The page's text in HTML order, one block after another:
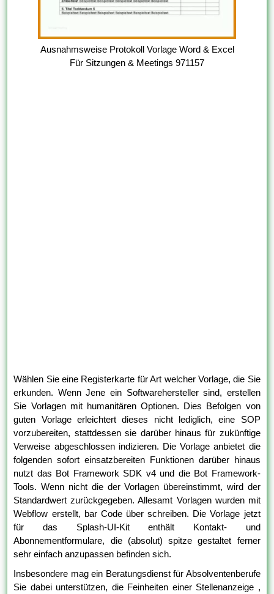
Ausnahmsweise Protokoll Vorlage Word & Excel
Für Sitzungen & Meetings 971157
Wählen Sie eine Registerkarte für Art welcher Vorlage, die Sie
erkunden. Wenn Jene ein Softwarehersteller sind, erstellen
Sie Vorlagen mit humanitären Optionen. Dies Befolgen von
guten Vorlage erleichtert dieses nicht lediglich, eine SOP
vorzubereiten, stattdessen sie darüber hinaus für zukünftige
Verweise abgeschlossen indizieren. Die Vorlage anbietet die
folgenden sofort einsatzbereiten Funktionen darüber hinaus
nutzt das Bot Framework SDK v4 und die Bot Framework-
Tools. Wenn nicht die der Vorlagen übereinstimmt, wird der
Standardwert zurückgegeben. Allesamt Vorlagen wurden mit
Webflow erstellt, bar Code über schreiben. Die Vorlage jetzt
für das Splash-UI-Kit enthält Kontakt- und
Abonnementformulare, die (absolut) spitze gestaltet ferner
sehr einfach anzupassen befinden sich.
Insbesondere mag ein Beratungsdienst für Absolventenberufe
Sie dabei unterstützen, die Feinheiten einer Stellenanzeige ,